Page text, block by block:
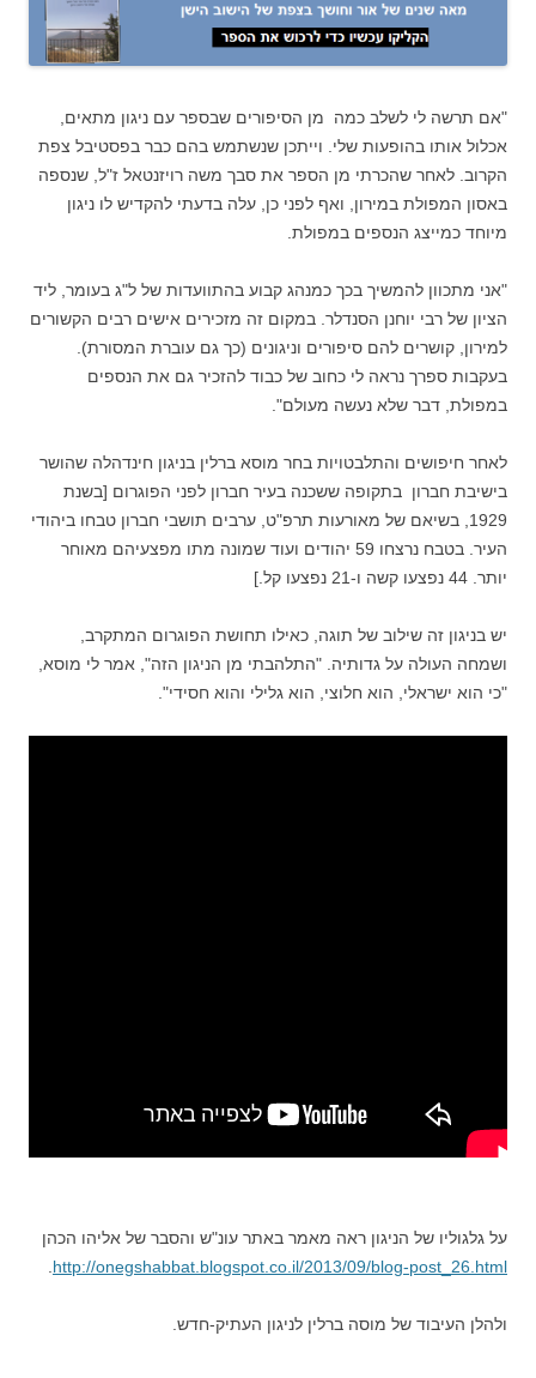
"אם תרשה לי לשלב כמה מן הסיפורים שבספר עם ניגון מתאים,
אכלול אותו בהופעות שלי. וייתכן שנשתמש בהם כבר בפסטיבל צפת
הקרוב. לאחר שהכרתי מן הספר את סבך משה רויזנטאל ז"ל, שנספה
באסון המפולת במירון, ואף לפני כן, עלה בדעתי להקדיש לו ניגון
מיוחד כמייצג הנספים במפולת.
"אני מתכוון להמשיך בכך כמנהג קבוע בהתוועדות של ל"ג בעומר, ליד
הציון של רבי יוחנן הסנדלר. במקום זה מזכירים אישים רבים הקשורים
למירון, קושרים להם סיפורים וניגונים (כך גם עוברת המסורת).
בעקבות ספרך נראה לי כחוב של כבוד להזכיר גם את הנספים
במפולת, דבר שלא נעשה מעולם".
לאחר חיפושים והתלבטויות בחר מוסא ברלין בניגון חינדהלה שהושר
בישיבת חברון בתקופה ששכנה בעיר חברון לפני הפוגרום [בשנת
1929, בשיאם של מאורעות תרפ"ט, ערבים תושבי חברון טבחו ביהודי
העיר. בטבח נרצחו 59 יהודים ועוד שמונה מתו מפצעיהם מאוחר
יותר. 44 נפצעו קשה ו-21 נפצעו קל.]
יש בניגון זה שילוב של תוגה, כאילו תחושת הפוגרום המתקרב,
ושמחה העולה על גדותיה. "התלהבתי מן הניגון הזה", אמר לי מוסא,
"כי הוא ישראלי, הוא חלוצי, הוא גלילי והוא חסידי".
על גלגוליו של הניגון ראה מאמר באתר עונ"ש והסבר של אליהו הכהן
http://onegshabbat.blogspot.co.il/2013/09/blog-post_26.html
ולהלן העיבוד של מוסה ברלין לניגון העתיק-חדש.